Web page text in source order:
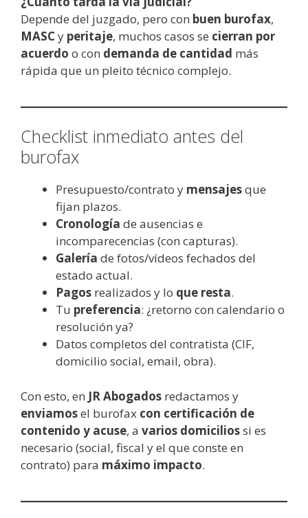
Depende del juzgado, pero con buen burofax,
MASCy peritaje, muchos casos se cierran por
acuerdo o con demanda de cantidad más
rápida que un pleito técnico complejo.
Checklist inmediato antes del
burofax
Presupuesto/contrato y mensajesque
fijan plazos.
Cronología de ausencias e
incomparecencias (con capturas).
Galería de fotos/vídeos fechados del
estado actual.
Pagos realizados y lo que resta.
Tu preferencia: ¿retorno con calendario o
resolución ya?
Datos completos del contratista (CIF,
domicilio social, email, obra).
Con esto, en JR Abogados redactamos y
enviamosel burofax con certificación de
contenido y acuse, a varios domiciliossi es
necesario (social, fiscal y el que conste en
contrato) para máximo impacto.